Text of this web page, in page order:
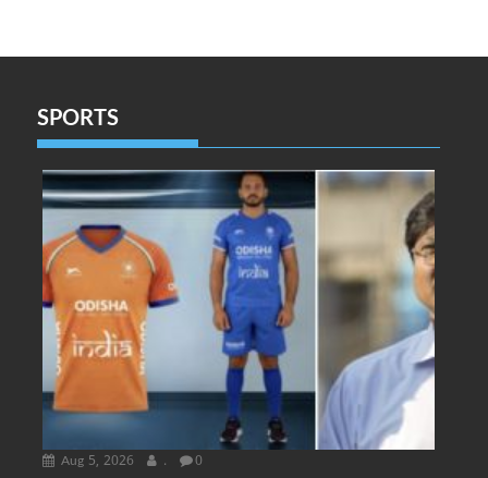
SPORTS
Aug 5, 2026 . 0